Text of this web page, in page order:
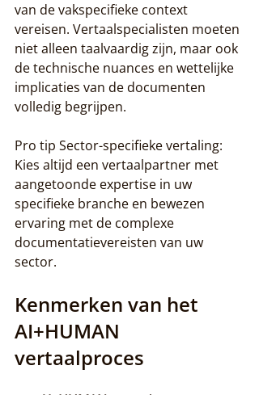
van de vakspecifieke context
vereisen. Vertaalspecialisten moeten
niet alleen taalvaardig zijn, maar ook
de technische nuances en wettelijke
implicaties van de documenten
volledig begrijpen.
Pro tip Sector-specifieke vertaling:
Kies altijd een vertaalpartner met
aangetoonde expertise in uw
specifieke branche en bewezen
ervaring met de complexe
documentatievereisten van uw
sector.
Kenmerken van het
AI+HUMAN
vertaalproces